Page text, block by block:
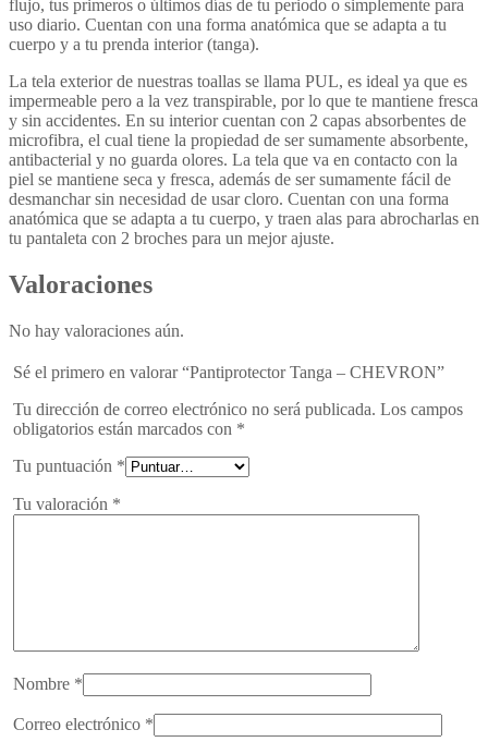
flujo, tus primeros o últimos días de tu periodo o simplemente para
uso diario. Cuentan con una forma anatómica que se adapta a tu
cuerpo y a tu prenda interior (tanga).
La tela exterior de nuestras toallas se llama PUL, es ideal ya que es
impermeable pero a la vez transpirable, por lo que te mantiene fresca
y sin accidentes. En su interior cuentan con 2 capas absorbentes de
microfibra, el cual tiene la propiedad de ser sumamente absorbente,
antibacterial y no guarda olores. La tela que va en contacto con la
piel se mantiene seca y fresca, además de ser sumamente fácil de
desmanchar sin necesidad de usar cloro. Cuentan con una forma
anatómica que se adapta a tu cuerpo, y traen alas para abrocharlas en
tu pantaleta con 2 broches para un mejor ajuste.
Valoraciones
No hay valoraciones aún.
Sé el primero en valorar “Pantiprotector Tanga – CHEVRON”
Tu dirección de correo electrónico no será publicada. Los campos
obligatorios están marcados con *
Tu puntuación *
Tu valoración *
Nombre *
Correo electrónico *